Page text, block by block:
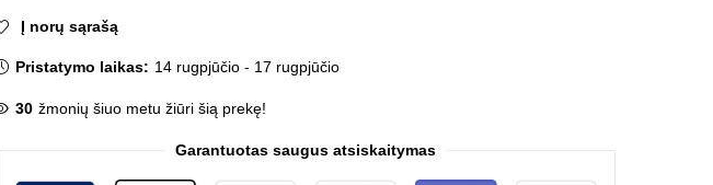
Į norų sąrašą
Pristatymo laikas: 14 rugpjūčio - 17 rugpjūčio
30 žmonių šiuo metu žiūri šią prekę!
Garantuotas saugus atsiskaitymas